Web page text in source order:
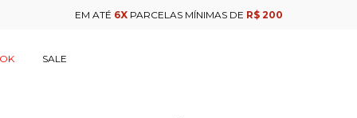
EM ATÉ 6XPARCELAS MÍNIMAS DE R$ 200
SALE